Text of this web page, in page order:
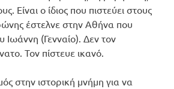
Είναι ο ίδιος που πιστεύει στους
έστελνε στην Αθήνα που
Ιωάννη (Γενναίο). Δεν τον
Τον πίστευε ικανό.
στην ιστορική μνήμη για να